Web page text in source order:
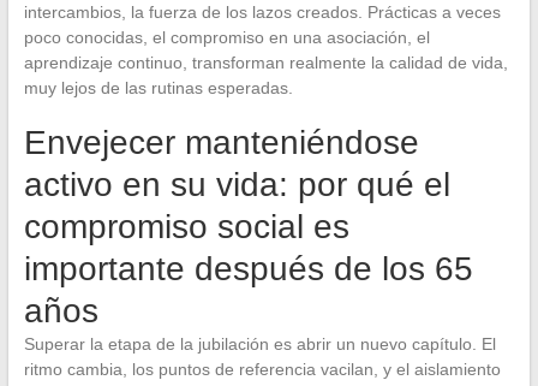
intercambios, la fuerza de los lazos creados. Prácticas a veces
poco conocidas, el compromiso en una asociación, el
aprendizaje continuo, transforman realmente la calidad de vida,
muy lejos de las rutinas esperadas.
Envejecer manteniéndose
activo en su vida: por qué el
compromiso social es
importante después de los 65
años
Superar la etapa de la jubilación es abrir un nuevo capítulo. El
ritmo cambia, los puntos de referencia vacilan, y el aislamiento